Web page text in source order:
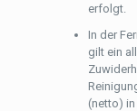
erfolgt.
In der
gilt ein
(netto) in